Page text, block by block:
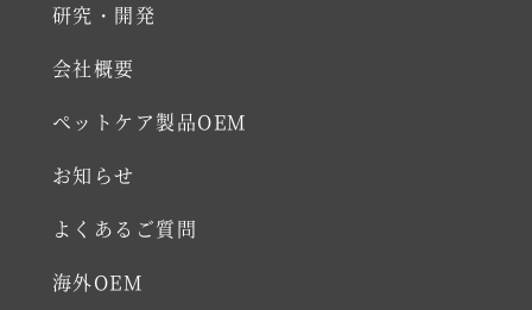
研究・開発
会社概要
ペットケア製品OEM
お知らせ
よくあるご質問
海外OEM